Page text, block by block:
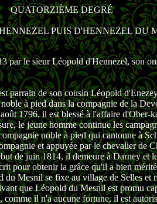
QUATORZIÈME DEGRÉ
PUIS D'HENNEZEL DU
le sieur Léopold d'Hennezel, son
parrain de son cousin Léopold
à pied dans la compagnie de la
1796, il est blessé à l'affaire d'Ober-
le jeune homme continue les
noble à pied qui cantonne à
et appuyée par le chevalier
de juin 1814, il demeure à Darney
pour obtenir la grâce qu'il a bien
Mesnil se fixe au village de Selles
que Léopold du Mesnil est promu
il n'a aucune fortune, il est